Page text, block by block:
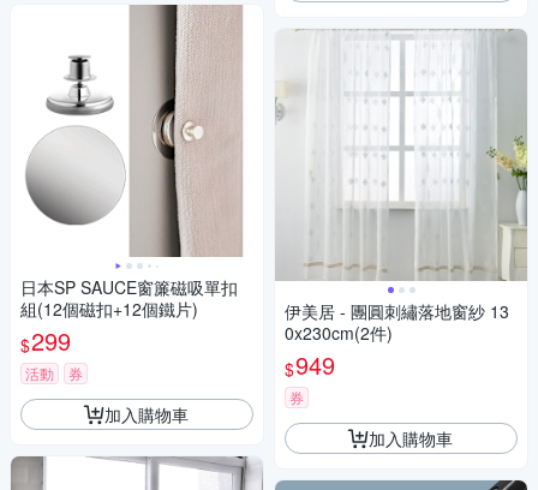
日本SP SAUCE窗簾磁吸單扣
組(12個磁扣+12個鐵片)
$299
活動 券
加入購物車
伊美居 - 團圓刺繡落地窗紗 13
0x230cm(2件)
$949
券
加入購物車